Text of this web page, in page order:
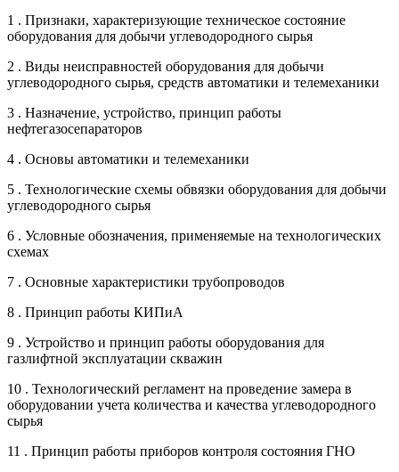
1 . Признаки, характеризующие техническое состояние
оборудования для добычи углеводородного сырья
2 . Виды неисправностей оборудования для добычи
углеводородного сырья, средств автоматики и телемеханики
3 . Назначение, устройство, принцип работы
нефтегазосепараторов
4 . Основы автоматики и телемеханики
5 . Технологические схемы обвязки оборудования для добычи
углеводородного сырья
6 . Условные обозначения, применяемые на технологических
схемах
7 . Основные характеристики трубопроводов
8 . Принцип работы КИПиА
9 . Устройство и принцип работы оборудования для
газлифтной эксплуатации скважин
10 . Технологический регламент на проведение замера в
оборудовании учета количества и качества углеводородного
сырья
11 . Принцип работы приборов контроля состояния ГНО